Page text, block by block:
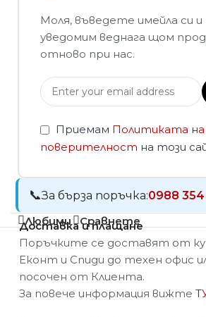
Моля, въведете имейла си
уведомим веднага щом
отново при нас.
Приемам Политиката на
поверителност на този
За бърза поръчка:0988
Любими
Сравнете
Доставка и плащане
Поръчките се доставят от
Еконт и Спиди до техен офис
посочен от Клиента.
За повече информация вижте